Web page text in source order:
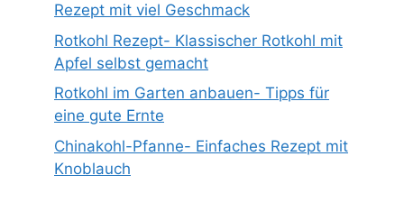
Rezept mit viel Geschmack
Rotkohl Rezept- Klassischer Rotkohl mit
Apfel selbst gemacht
Rotkohl im Garten anbauen- Tipps für
eine gute Ernte
Chinakohl-Pfanne- Einfaches Rezept mit
Knoblauch